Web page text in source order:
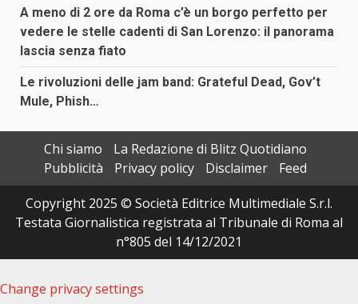
A meno di 2 ore da Roma c’è un borgo perfetto per
vedere le stelle cadenti di San Lorenzo: il panorama
lascia senza fiato
Le rivoluzioni delle jam band: Grateful Dead, Gov’t
Mule, Phish…
Chi siamo
La Redazione di Blitz Quotidiano
Pubblicità
Privacy policy Disclaimer
Feed
Copyright 2025 © Società Editrice Multimediale S.r.l.
Testata Giornalistica registrata al Tribunale di Roma al
n°805 del 14/12/2021
Change privacy settings